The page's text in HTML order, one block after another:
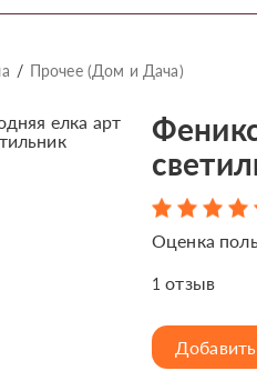
Прочее (Дом и Дача)
Оценка
1 отзыв